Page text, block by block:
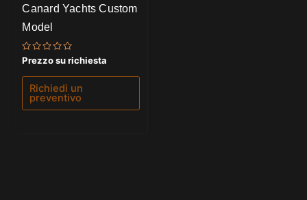
Canard Yachts Custom
Model
Valutato
0
su
Prezzo su richiesta
Richiedi un
preventivo